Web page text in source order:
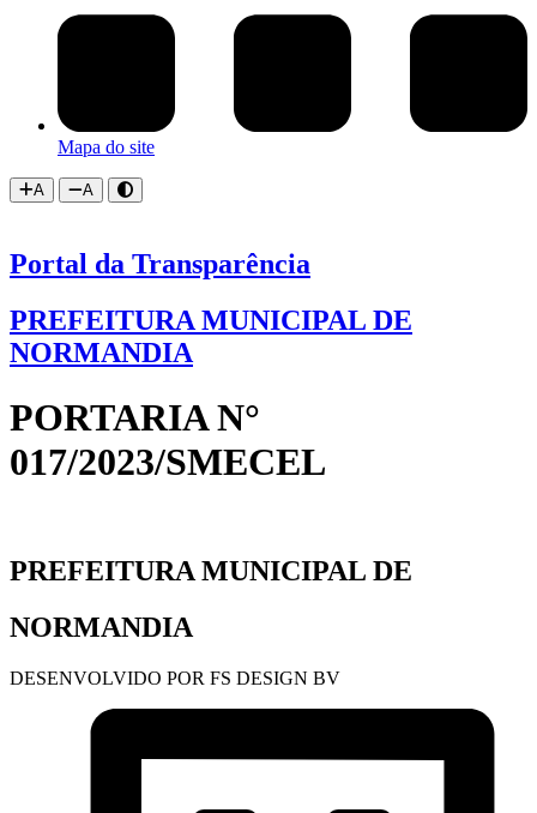
Mapa do site
A A
Portal da Transparência
PREFEITURA MUNICIPAL DE
NORMANDIA
PORTARIA N°
017/2023/SMECEL
PREFEITURA MUNICIPAL DE
NORMANDIA
DESENVOLVIDO POR FS DESIGN BV